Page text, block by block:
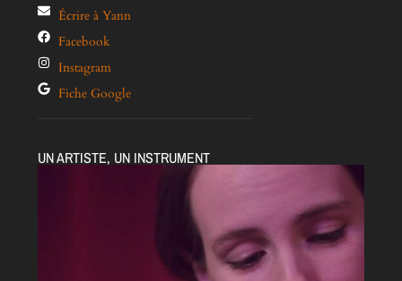
Écrire à Yann
Facebook
Instagram
Fiche Google
UN ARTISTE, UN INSTRUMENT